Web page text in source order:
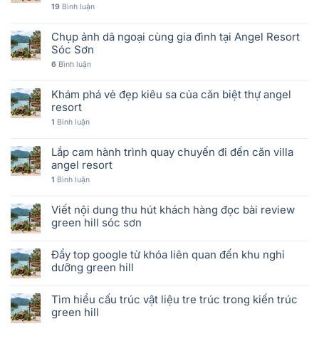
19 Bình luận
Chụp ảnh dã ngoại cùng gia đình tại Angel Resort
Sóc Sơn
6 Bình luận
Khám phá vẻ đẹp kiêu sa của căn biệt thự angel
resort
1 Bình luận
Lắp cam hành trình quay chuyến đi đến căn villa
angel resort
1 Bình luận
Viết nội dung thu hút khách hàng đọc bài review
green hill sóc sơn
Đẩy top google từ khóa liên quan đến khu nghỉ
dưỡng green hill
Tìm hiểu cấu trúc vật liệu tre trúc trong kiến trúc
green hill